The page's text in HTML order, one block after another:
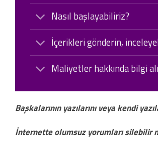
Nasıl başlayabiliriz?
İçerikleri gönderin,
Maliyetler hakkında bilgi
Başkalarının yazılarını veya kendi
İnternette olumsuz yorumları silebilir